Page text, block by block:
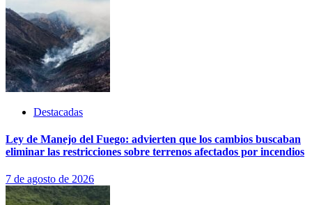
Destacadas
Ley de Manejo del Fuego: advierten que los cambios buscaban
eliminar las restricciones sobre terrenos afectados por incendios
7 de agosto de 2026